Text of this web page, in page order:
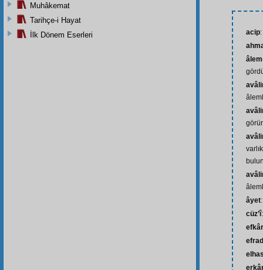
acip
âyet
cüz’î
efkâr
efrad
Muhâkemat
Tarihçe-i Hayat
İlk Dönem Eserleri